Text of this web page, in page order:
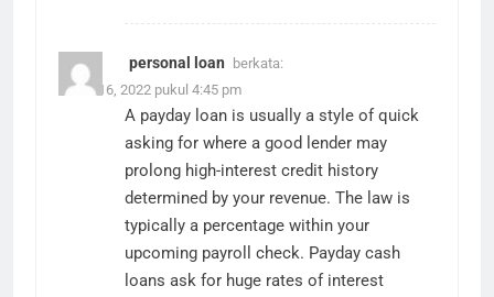
personal loan
berkata:
Maret 16, 2022 pukul 4:45 pm
A payday loan is usually a style of quick
asking for where a good lender may
prolong high-interest credit history
determined by your revenue. The law is
typically a percentage within your
upcoming payroll check. Payday cash
loans ask for huge rates of interest